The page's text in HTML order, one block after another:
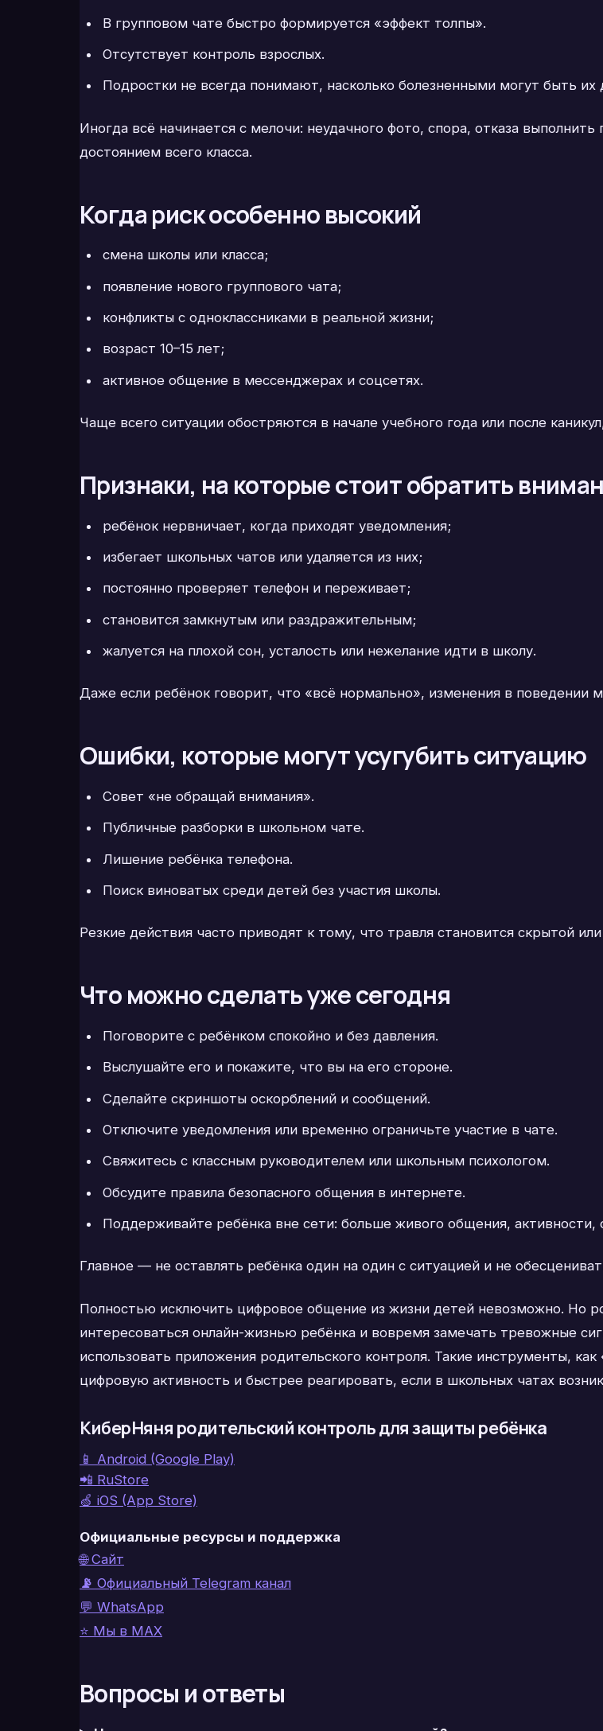
В групповом чате быстро формируется «эффект толпы».
Отсутствует контроль взрослых.
Подростки не всегда понимают, насколько болезненными могут быть их
Иногда всё начинается с мелочи: неудачного фото, спора, отказа
достоянием всего класса.
Когда риск особенно высокий
смена школы или класса;
появление нового группового чата;
конфликты с одноклассниками в реальной жизни;
возраст 10–15 лет;
активное общение в мессенджерах и соцсетях.
Чаще всего ситуации обостряются в начале учебного года или после
Признаки, на которые стоит обратить
ребёнок нервничает, когда приходят уведомления;
избегает школьных чатов или удаляется из них;
постоянно проверяет телефон и переживает;
становится замкнутым или раздражительным;
жалуется на плохой сон, усталость или нежелание идти в школу.
Даже если ребёнок говорит, что «всё нормально», изменения в поведении
Ошибки, которые могут усугубить ситуацию
Совет «не обращай внимания».
Публичные разборки в школьном чате.
Лишение ребёнка телефона.
Поиск виноватых среди детей без участия школы.
Резкие действия часто приводят к тому, что травля становится скрытой или
Что можно сделать уже сегодня
Поговорите с ребёнком спокойно и без давления.
Выслушайте его и покажите, что вы на его стороне.
Сделайте скриншоты оскорблений и сообщений.
Отключите уведомления или временно ограничьте участие в чате.
Свяжитесь с классным руководителем или школьным психологом.
Обсудите правила безопасного общения в интернете.
Поддерживайте ребёнка вне сети: больше живого общения, активности,
Главное — не оставлять ребёнка один на один с ситуацией и не
Полностью исключить цифровое общение из жизни детей невозможно. Но
интересоваться онлайн-жизнью ребёнка и вовремя замечать тревожные
использовать приложения родительского контроля. Такие инструменты,
цифровую активность и быстрее реагировать, если в школьных чатах
КиберНяня родительский контроль для защиты ребёнка
📱 Android (Google Play)
📲 RuStore
🍏 iOS (App Store)
Официальные ресурсы и поддержка
🌐 Сайт
📡 Официальный Telegram канал
💬 WhatsApp
⭐ Мы в MAX
Вопросы и ответы